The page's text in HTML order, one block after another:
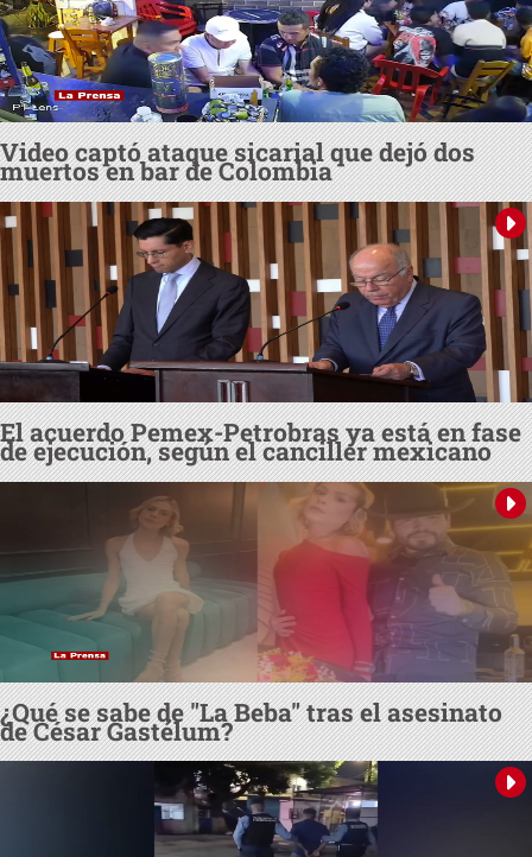
Video captó ataque sicarial que dejó dos
muertos en bar de Colombia
El acuerdo Pemex-Petrobras ya está en fase
de ejecución, según el canciller mexicano
¿Qué se sabe de "La Beba" tras el asesinato
de César Gastélum?